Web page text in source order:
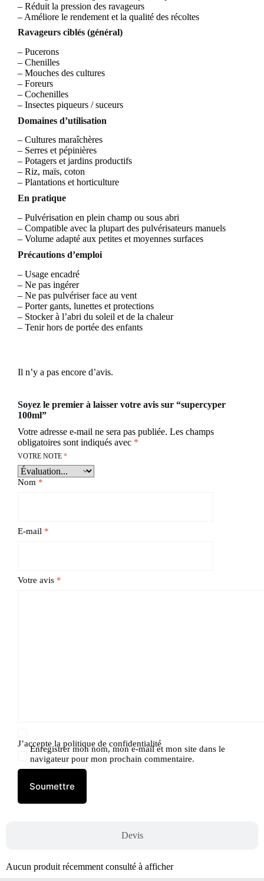
Devis
– Réduit la pression des ravageurs
– Améliore le rendement et la qualité des récoltes
Ravageurs ciblés (général)
– Pucerons
– Chenilles
– Mouches des cultures
– Foreurs
– Cochenilles
– Insectes piqueurs / suceurs
Domaines d’utilisation
– Cultures maraîchères
– Serres et pépinières
– Potagers et jardins productifs
– Riz, maïs, coton
– Plantations et horticulture
En pratique
– Pulvérisation en plein champ ou sous abri
– Compatible avec la plupart des pulvérisateurs manuels
– Volume adapté aux petites et moyennes surfaces
Précautions d’emploi
– Usage encadré
– Ne pas ingérer
– Ne pas pulvériser face au vent
– Porter gants, lunettes et protections
– Stocker à l’abri du soleil et de la chaleur
– Tenir hors de portée des enfants
Il n’y a pas encore d’avis.
Soyez le premier à laisser votre avis sur “supercyper
100ml”
Votre adresse e-mail ne sera pas publiée. Les champs
obligatoires sont indiqués avec *
VOTRE NOTE *
Nom *
E-mail *
Votre avis *
J’accepte la politique de confidentialité
Enregistrer mon nom, mon e-mail et mon site dans le
navigateur pour mon prochain commentaire.
Soumettre
Aucun produit récemment consulté à afficher